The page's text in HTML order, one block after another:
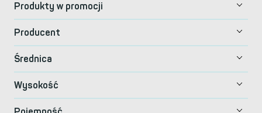
Produkty w promocji
Producent
Średnica
Wysokość